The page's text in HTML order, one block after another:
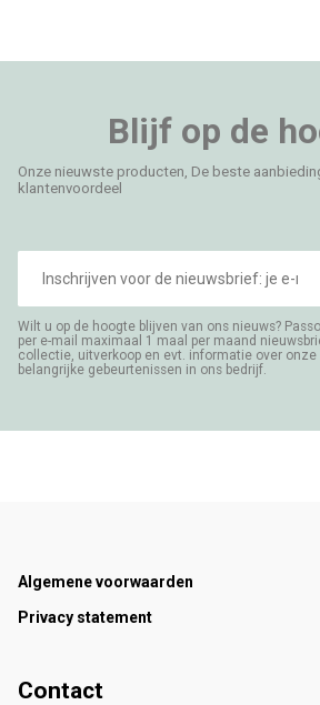
Blijf op de
Onze nieuwste producten, De beste
klantenvoordeel
mailadres
Wilt u op de hoogte blijven van ons nieuws?
per e-mail maximaal 1 maal per maand
collectie, uitverkoop en evt. informatie over
belangrijke gebeurtenissen in ons bedrijf.
Footer
Algemene voorwaarden
Privacy statement
Contact